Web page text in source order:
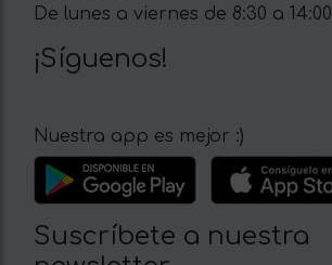
De lunes a viernes de 8:30 a 14:00
¡Síguenos!
Nuestra app es mejor :)
Suscríbete a nuestra